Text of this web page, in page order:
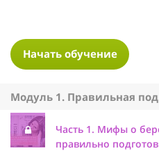
Начать обучение
Модуль 1. Правильная
Часть 1. Мифы о
правильно